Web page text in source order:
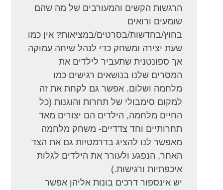
הרגשות הקשים והמעורבים של מה שהם
שומעים ורואים
בחוץ/בחדשות/בסרטים/במציאות? אין כמו
שעת יצירה ומשחק כדי לנהל שיחה עמוקה
אך ספונטנית שתעביר לילדים את
המסרים שלנו בנושאים רגישים כמו
מלחמה ושלום. אפשר גם לקחת את זה
למקום סימבולי של תחרות והוגנות (כל
החיים מלחמה, הילדים הם יצורים מאד
תחרותיים וחד צדדיים- משחק מלחמה
מאפשר לנו להציג בדרמטיות גם את הצד
האחר, הנפגע ולעורר את הילדים לגלות
איכפתיות ורגישות.)
יש אינספור דרכים בונות אליהן אפשר